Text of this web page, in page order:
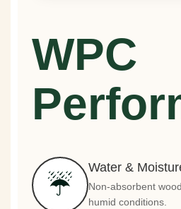
WPC
☔
Water &
Non-absorbent
humid conditions.